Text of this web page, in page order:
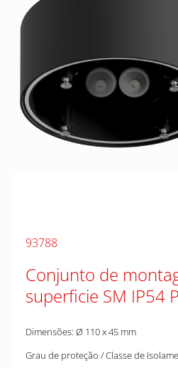
93788
Conjunto de
superficie SM IP54
Dimensões: Ø 110 x 45 mm
Grau de proteção / Classe de